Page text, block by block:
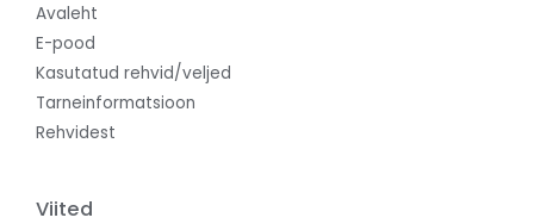
Avaleht
E-pood
Kasutatud rehvid/veljed
Tarneinformatsioon
Rehvidest
Viited